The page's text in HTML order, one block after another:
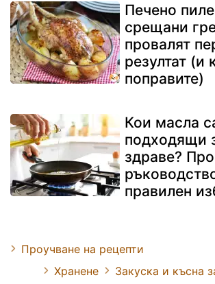
Печено
срещани
провалят
резултат (и
поправите)
Кои масла
подходящи
здраве?
правилен
Проучване на рецепти
Хранене
Закуска и късна